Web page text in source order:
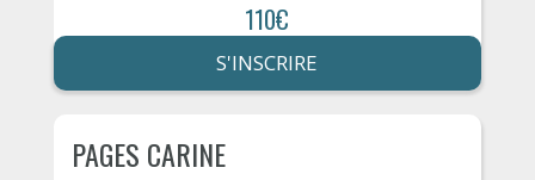
110€
S'INSCRIRE
PAGES CARINE